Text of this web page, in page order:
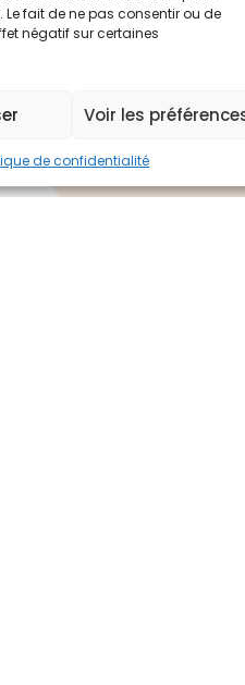
fait de ne pas consentir ou de
négatif sur certaines
Voir les
de confidentialité